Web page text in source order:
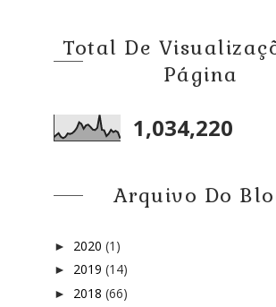
Total De
Página
1,034,220
Arquivo Do
► 2020 (1)
► 2019 (14)
► 2018 (66)